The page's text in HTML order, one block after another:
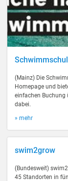
(Mainz) Die
Homepage und
einfachen Buchung
dabei.
» mehr
swim2grow
(Bundesweit)
45 Standorten in